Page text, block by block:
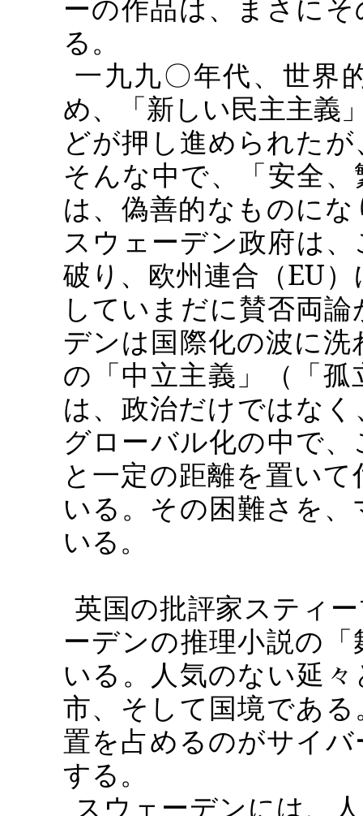
ーの作品は、まさに
る。
一九九〇年代、世界
め、「新しい民主主義
どが押し進められた
そんな中で、「安全
は、偽善的なものに
スウェーデン政府は
破り、 欧州連合（EU
していまだに賛否両
デンは国際化の波に
の「中立主義」（「
は、政治だけではな
グローバル化の中で
と一定の距離を置い
いる。その困難さを
いる。
英国の批評家スティ
ーデンの推理小説の
いる。人気のない延
市、そして国境であ
置を占めるのがサイ
する。
スウェーデンには、